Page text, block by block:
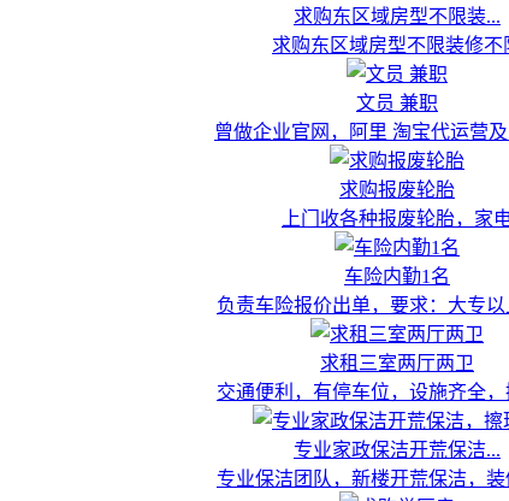
求购东区域房型不限装...
求购东区域房型不限装修不
文员 兼职
曾做企业官网，阿里 淘宝代运营
求购报废轮胎
上门收各种报废轮胎，家
车险内勤1名
负责车险报价出单，要求：大专以
求租三室两厅两卫
交通便利，有停车位，设施齐全，
专业家政保洁开荒保洁...
专业保洁团队，新楼开荒保洁，装